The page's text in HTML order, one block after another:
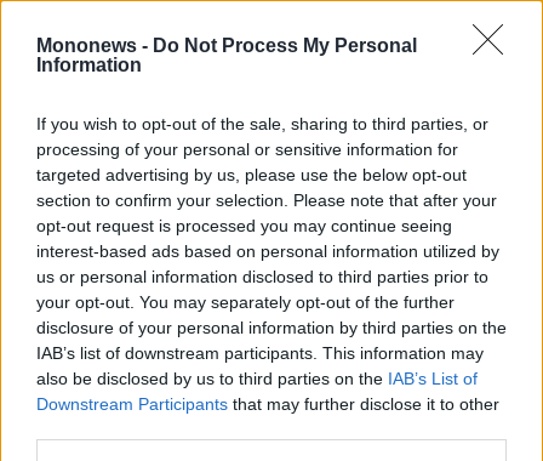
Mononews - Do Not Process My Personal
Information
If you wish to opt-out of the sale, sharing to third parties, or
processing of your personal or sensitive information for
targeted advertising by us, please use the below opt-out
section to confirm your selection. Please note that after your
opt-out request is processed you may continue seeing
interest-based ads based on personal information utilized by
us or personal information disclosed to third parties prior to
your opt-out. You may separately opt-out of the further
disclosure of your personal information by third parties on the
IAB’s list of downstream participants. This information may
also be disclosed by us to third parties on the IAB’s List of
Downstream Participants that may further disclose it to other
Life & Style
Open TV: Να γιατί η Στάη, η Καινούργιου, η
Χρηστίδου και οι σειρές δεν αφορούν το κοινό